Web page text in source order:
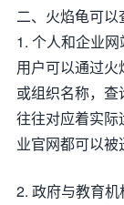
二、火焰龟可
1. 个人和企业网
用户可以通过
或组织名称，
往往对应着实
业官网都可以被
2. 政府与教育